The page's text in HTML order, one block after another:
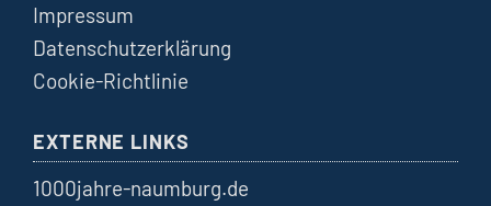
Impressum
Datenschutzerklärung
Cookie-Richtlinie
EXTERNE LINKS
1000jahre-naumburg.de